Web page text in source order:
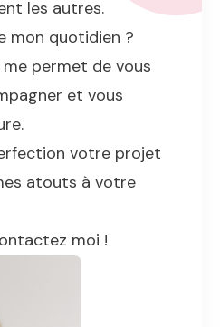
les autres.
mon quotidien ?
permet de vous
et vous
votre projet
atouts à votre
moi !